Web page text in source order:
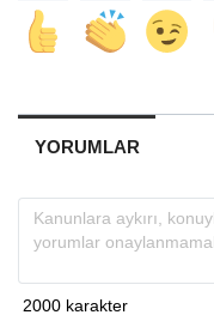
YORUMLAR